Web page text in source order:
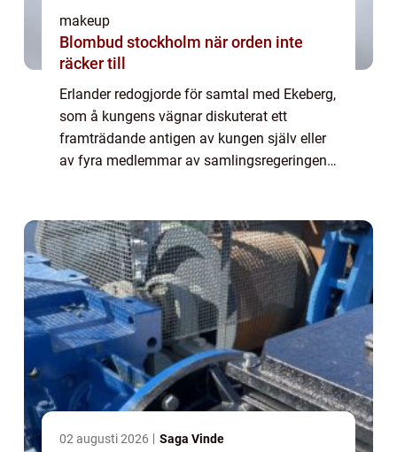
makeup
Blombud stockholm när orden inte
räcker till
Erlander redogjorde för samtal med Ekeberg,
som å kungens vägnar diskuterat ett
framträdande antigen av kungen själv eller
av fyra medlemmar av samlingsregeringen.
02 augusti 2026 Saga Vinde